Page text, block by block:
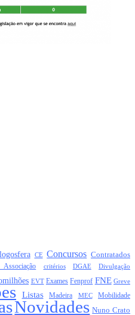
CE Concursos Contratados
critérios DGAE Divulgação
EVT Exames Fenprof FNE Greve
Listas Madeira MEC Mobilidade
Novidades Nuno Crato